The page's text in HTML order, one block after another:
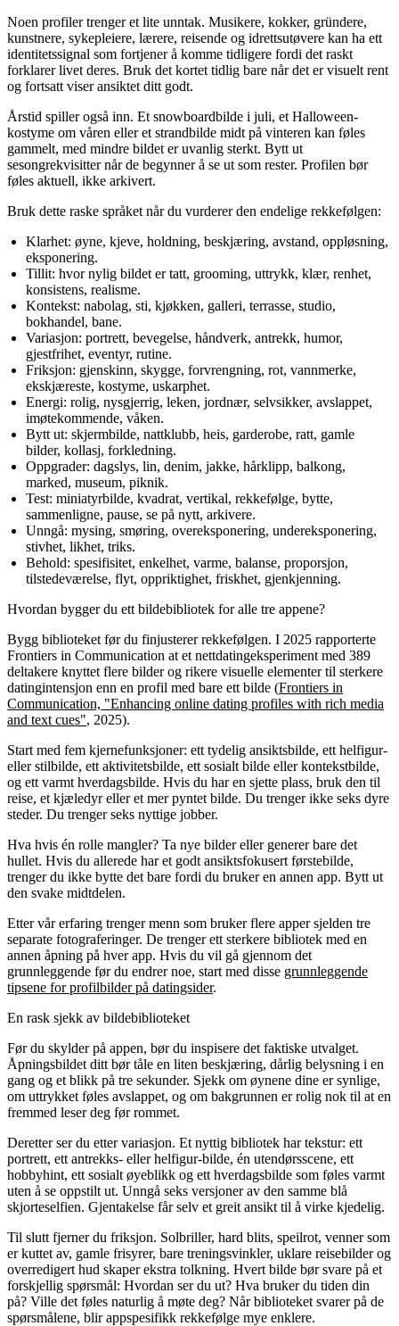
Noen profiler trenger et lite unntak. Musikere, kokker, gründere,
kunstnere, sykepleiere, lærere, reisende og idrettsutøvere kan ha ett
identitetssignal som fortjener å komme tidligere fordi det raskt
forklarer livet deres. Bruk det kortet tidlig bare når det er visuelt rent
og fortsatt viser ansiktet ditt godt.
Årstid spiller også inn. Et snowboardbilde i juli, et Halloween-
kostyme om våren eller et strandbilde midt på vinteren kan føles
gammelt, med mindre bildet er uvanlig sterkt. Bytt ut
sesongrekvisitter når de begynner å se ut som rester. Profilen bør
føles aktuell, ikke arkivert.
Bruk dette raske språket når du vurderer den endelige rekkefølgen:
Klarhet: øyne, kjeve, holdning, beskjæring, avstand, oppløsning,
eksponering.
Tillit: hvor nylig bildet er tatt, grooming, uttrykk, klær, renhet,
konsistens, realisme.
Kontekst: nabolag, sti, kjøkken, galleri, terrasse, studio,
bokhandel, bane.
Variasjon: portrett, bevegelse, håndverk, antrekk, humor,
gjestfrihet, eventyr, rutine.
Friksjon: gjenskinn, skygge, forvrengning, rot, vannmerke,
ekskjæreste, kostyme, uskarphet.
Energi: rolig, nysgjerrig, leken, jordnær, selvsikker, avslappet,
imøtekommende, våken.
Bytt ut: skjermbilde, nattklubb, heis, garderobe, ratt, gamle
bilder, kollasj, forkledning.
Oppgrader: dagslys, lin, denim, jakke, hårklipp, balkong,
marked, museum, piknik.
Test: miniatyrbilde, kvadrat, vertikal, rekkefølge, bytte,
sammenligne, pause, se på nytt, arkivere.
Unngå: mysing, smøring, overeksponering, undereksponering,
stivhet, likhet, triks.
Behold: spesifisitet, enkelhet, varme, balanse, proporsjon,
tilstedeværelse, flyt, oppriktighet, friskhet, gjenkjenning.
Hvordan bygger du ett bildebibliotek for alle tre appene?
Bygg biblioteket før du finjusterer rekkefølgen. I 2025 rapporterte
Frontiers in Communication at et nettdatingeksperiment med 389
deltakere knyttet flere bilder og rikere visuelle elementer til sterkere
datingintensjon enn en profil med bare ett bilde (Frontiers in
Communication, "Enhancing online dating profiles with rich media
and text cues", 2025).
Start med fem kjernefunksjoner: ett tydelig ansiktsbilde, ett helfigur-
eller stilbilde, ett aktivitetsbilde, ett sosialt bilde eller kontekstbilde,
og ett varmt hverdagsbilde. Hvis du har en sjette plass, bruk den til
reise, et kjæledyr eller et mer pyntet bilde. Du trenger ikke seks dyre
steder. Du trenger seks nyttige jobber.
Hva hvis én rolle mangler? Ta nye bilder eller generer bare det
hullet. Hvis du allerede har et godt ansiktsfokusert førstebilde,
trenger du ikke bytte det bare fordi du bruker en annen app. Bytt ut
den svake midtdelen.
Etter vår erfaring trenger menn som bruker flere apper sjelden tre
separate fotograferinger. De trenger ett sterkere bibliotek med en
annen åpning på hver app. Hvis du vil gå gjennom det
grunnleggende før du endrer noe, start med disse grunnleggende
tipsene for profilbilder på datingsider.
En rask sjekk av bildebiblioteket
Før du skylder på appen, bør du inspisere det faktiske utvalget.
Åpningsbildet ditt bør tåle en liten beskjæring, dårlig belysning i en
gang og et blikk på tre sekunder. Sjekk om øynene dine er synlige,
om uttrykket føles avslappet, og om bakgrunnen er rolig nok til at en
fremmed leser deg før rommet.
Deretter ser du etter variasjon. Et nyttig bibliotek har tekstur: ett
portrett, ett antrekks- eller helfigur-bilde, én utendørsscene, ett
hobbyhint, ett sosialt øyeblikk og ett hverdagsbilde som føles varmt
uten å se oppstilt ut. Unngå seks versjoner av den samme blå
skjorteselfien. Gjentakelse får selv et greit ansikt til å virke kjedelig.
Til slutt fjerner du friksjon. Solbriller, hard blits, speilrot, venner som
er kuttet av, gamle frisyrer, bare treningsvinkler, uklare reisebilder og
overredigert hud skaper ekstra tolkning. Hvert bilde bør svare på et
forskjellig spørsmål: Hvordan ser du ut? Hva bruker du tiden din
på? Ville det føles naturlig å møte deg? Når biblioteket svarer på de
spørsmålene, blir appspesifikk rekkefølge mye enklere.